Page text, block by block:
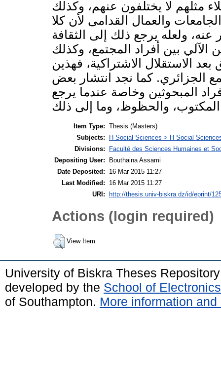
مثلهم لا يختلفون عنهم، وكذلك
والعمال القدامى لأن كلا
ولعله يرجع ذلك إلى الثقافة
الآلي بين أفراد المجتمع، وكذلك
الاستقلال الاشتراكية، فهذين
الجزائري. كما نجد انتشار بعض
المبحوثين وخاصة عندما يرجع
Item Type: Thesis (Masters)
Subjects:
H Social Sciences > H Social
Divisions:
Faculté des Sciences Humaines et
Depositing User:
Bouthaina Assami
Date Deposited:
16 Mar 2015 11:27
Last Modified:
16 Mar 2015 11:27
URI:
http://thesis.univ-biskra.dz/id/eprint/
Actions (login required)
View Item
University of Biskra Theses
developed by the School of
of Southampton. More information